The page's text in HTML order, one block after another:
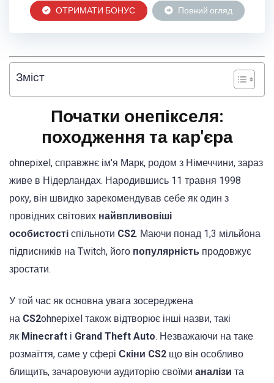
ОТРИМАТИ БОНУС Повний огляд
Зміст
Початки онепікселя:
походження та кар'єра
ohnepixel, справжнє ім'я Марк, родом з Німеччини, зараз
живе в Нідерландах. Народившись 11 травня 1998
року, він швидко зарекомендував себе як один з
провідних світових найвпливовіші
особистості спільноти CS2. Маючи понад 1,3 мільйона
підписників на Twitch, його популярність продовжує
зростати.
У той час як основна увага зосереджена
на CS2ohnepixel також відтворює інші назви, такі
як Minecraft і Grand Theft Auto. Незважаючи на таке
розмаїття, саме у сфері Скіни CS2 що він особливо
блищить, зачаровуючи аудиторію своїми аналізи та